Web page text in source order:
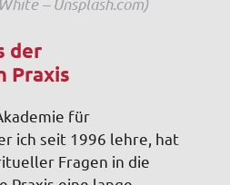
der
Praxis
für
ich seit 1996 lehre, hat
Fragen in die